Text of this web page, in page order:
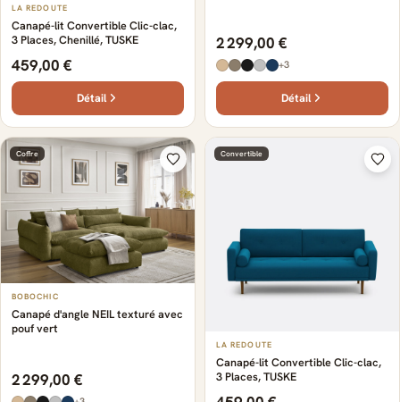
LA REDOUTE
Canapé-lit Convertible Clic-clac,
3 Places, Chenillé, TUSKE
459,00 €
Détail
2 299,00 €
+3
Détail
Coffre
BOBOCHIC
Canapé d'angle NEIL texturé avec
pouf vert
2 299,00 €
Convertible
LA REDOUTE
Canapé-lit Convertible Clic-clac,
3 Places, TUSKE